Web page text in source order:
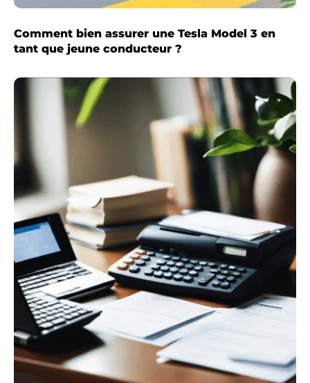
Comment bien assurer une Tesla Model 3 en
tant que jeune conducteur ?